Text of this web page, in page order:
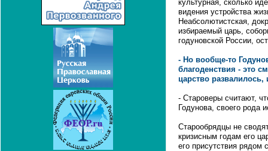
культурная, сколько
видения устройства
Неабсолютистская,
избираемый царь,
годуновской России,
- Но вообще-то
благоденствия - это
царство
- Староверы считают,
Годунова, своего рода
Старообрядцы не
кризисным годам его
его присутствия рядом